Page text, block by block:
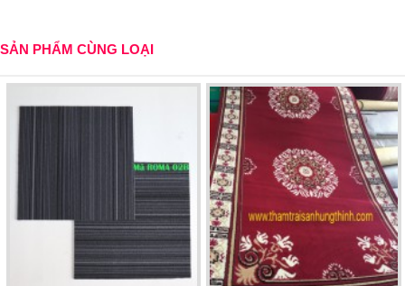
SẢN PHẨM CÙNG LOẠI